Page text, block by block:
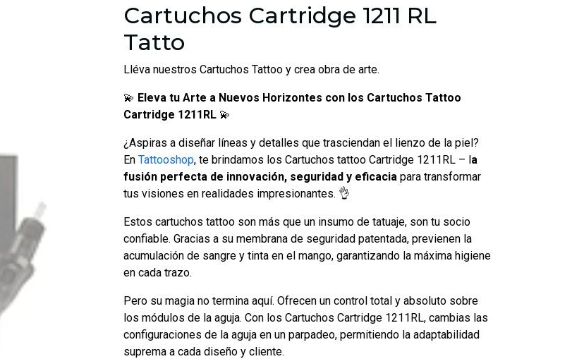
Cartuchos Cartridge 1211 RL
Tatto
Lléva nuestros Cartuchos Tattoo y crea obra de arte.
💫 Eleva tu Arte a Nuevos Horizontes con los Cartuchos Tattoo
Cartridge 1211RL 💫
¿Aspiras a diseñar líneas y detalles que trasciendan el lienzo de la piel?
En Tattooshop, te brindamos los Cartuchos tattoo Cartridge 1211RL – la
fusión perfecta de innovación, seguridad y eficacia para transformar
tus visiones en realidades impresionantes. 👌
Estos cartuchos tattoo son más que un insumo de tatuaje, son tu socio
confiable. Gracias a su membrana de seguridad patentada, previenen la
acumulación de sangre y tinta en el mango, garantizando la máxima higiene
en cada trazo.
Pero su magia no termina aquí. Ofrecen un control total y absoluto sobre
los módulos de la aguja. Con los Cartuchos Cartridge 1211RL, cambias las
configuraciones de la aguja en un parpadeo, permitiendo la adaptabilidad
suprema a cada diseño y cliente.